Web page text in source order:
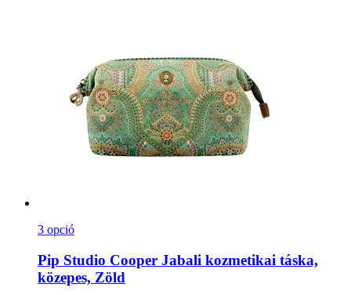
3 opció
Pip Studio Cooper Jabali kozmetikai táska,
közepes, Zöld